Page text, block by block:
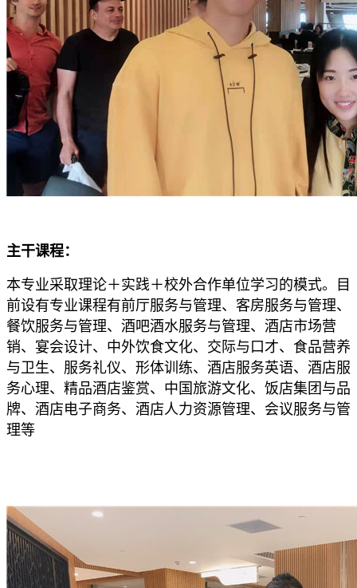
主干课程：
本专业采取理论＋实践＋校外合作单位学习的模式。目
前设有专业课程有前厅服务与管理、客房服务与管理、
餐饮服务与管理、酒吧酒水服务与管理、酒店市场营
销、宴会设计、中外饮食文化、交际与口才、食品营养
与卫生、服务礼仪、形体训练、酒店服务英语、酒店服
务心理、精品酒店鉴赏、中国旅游文化、饭店集团与品
牌、酒店电子商务、酒店人力资源管理、会议服务与管
理等